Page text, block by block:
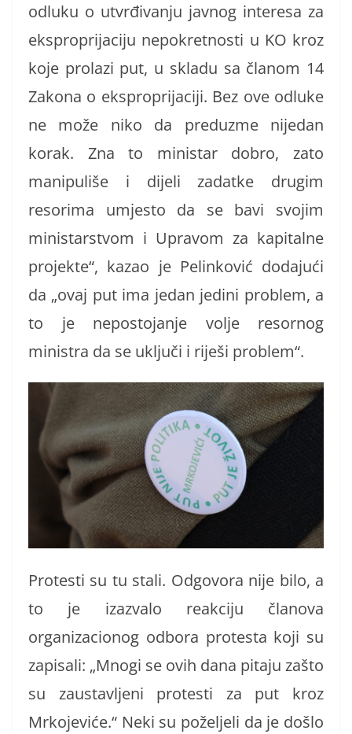
odluku o utvrđivanju javnog interesa za
eksproprijaciju nepokretnosti u KO kroz
koje prolazi put, u skladu sa članom 14
Zakona o eksproprijaciji. Bez ove odluke
ne može niko da preduzme nijedan
korak. Zna to ministar dobro, zato
manipuliše i dijeli zadatke drugim
resorima umjesto da se bavi svojim
ministarstvom i Upravom za kapitalne
projekte“, kazao je Pelinković dodajući
da „ovaj put ima jedan jedini problem, a
to je nepostojanje volje resornog
ministra da se uključi i riješi problem“.
Protesti su tu stali. Odgovora nije bilo, a
to je izazvalo reakciju članova
organizacionog odbora protesta koji su
zapisali: „Mnogi se ovih dana pitaju zašto
su zaustavljeni protesti za put kroz
Mrkojeviće.“ Neki su poželjeli da je došlo